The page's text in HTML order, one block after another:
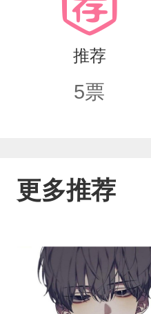
推荐
5票
更多推荐